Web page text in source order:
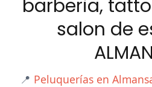
barberia,
salon de
📍 Peluquerías en